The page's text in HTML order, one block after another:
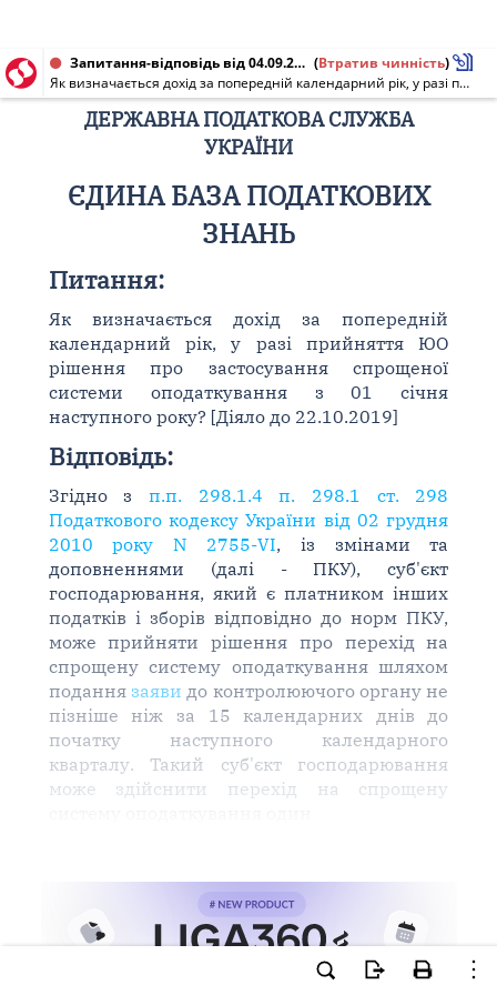
Запитання-відповідь від 04.09.2013 (Втратив чинність)
Як визначається дохід за попередній календарний рік, у разі прийняття ЮО рішення про застосування спрощеної системи оподаткування з 01 січня наступного року? [Діяло до 22.10.2019]
ДЕРЖАВНА ПОДАТКОВА СЛУЖБА
УКРАЇНИ
ЄДИНА БАЗА ПОДАТКОВИХ
ЗНАНЬ
Питання:
Як визначається дохід за попередній
календарний рік, у разі прийняття ЮО
рішення про застосування спрощеної
системи оподаткування з 01 січня
наступного року? [Діяло до 22.10.2019]
Відповідь:
Згідно з п.п. 298.1.4 п. 298.1 ст. 298
Податкового кодексу України від 02 грудня
2010 року N 2755-VI, із змінами та
доповненнями (далі - ПКУ), суб'єкт
господарювання, який є платником інших
податків і зборів відповідно до норм ПКУ,
може прийняти рішення про перехід на
спрощену систему оподаткування шляхом
подання заяви до контролюючого органу не
пізніше ніж за 15 календарних днів до
початку наступного календарного
кварталу. Такий суб'єкт господарювання
може здійснити перехід на спрощену